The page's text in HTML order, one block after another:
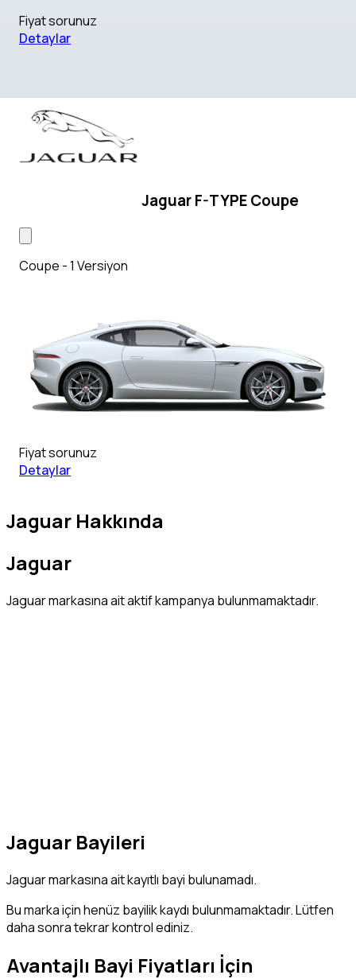
Fiyat sorunuz
Detaylar
Jaguar F-TYPE Coupe
Coupe - 1 Versiyon
Fiyat sorunuz
Detaylar
Jaguar Hakkında
Jaguar
Jaguar markasına ait aktif kampanya bulunmamaktadır.
Jaguar Bayileri
Jaguar markasına ait kayıtlı bayi bulunamadı.
Bu marka için henüz bayilik kaydı bulunmamaktadır. Lütfen
daha sonra tekrar kontrol ediniz.
Avantajlı Bayi Fiyatları İçin